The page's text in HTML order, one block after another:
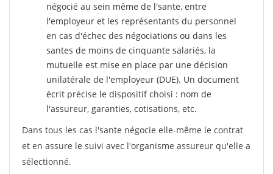
négocié au sein même de l'sante, entre
l'employeur et les représentants du personnel
en cas d'échec des négociations ou dans les
santes de moins de cinquante salariés, la
mutuelle est mise en place par une décision
unilatérale de l'employeur (DUE). Un document
écrit précise le dispositif choisi : nom de
l'assureur, garanties, cotisations, etc.
Dans tous les cas l'sante négocie elle-même le contrat
et en assure le suivi avec l'organisme assureur qu'elle a
sélectionné.